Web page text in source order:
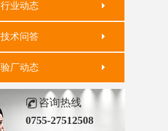
行业动态
技术问答
验厂动态
咨询热线
0755-27512508